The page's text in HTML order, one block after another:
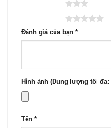
Đánh giá của bạn *
Hình ảnh (Dung lượng tối đa:
Tên *